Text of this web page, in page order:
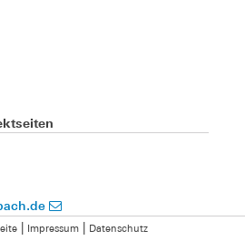
| Impressum| Datenschutz